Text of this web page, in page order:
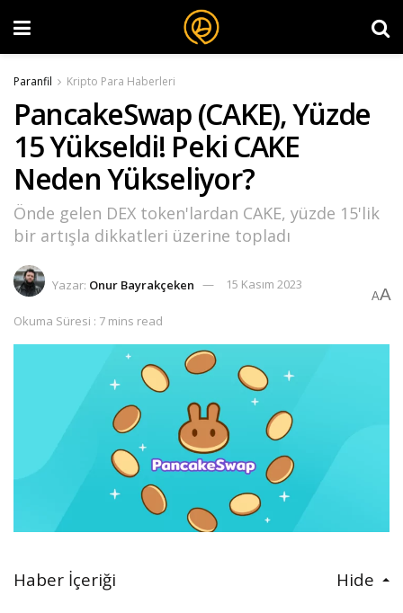
Paranfil Kripto Para Haberleri
PancakeSwap (CAKE), Yüzde
15 Yükseldi! Peki CAKE
Neden Yükseliyor?
Önde gelen DEX token'lardan CAKE, yüzde 15'lik
bir artışla dikkatleri üzerine topladı
Yazar: Onur Bayrakçeken 15 Kasım 2023
Okuma Süresi : 7 mins read
AA
Haber İçeriği Hide